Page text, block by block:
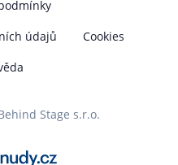
údajů
Cookies
Stage s.r.o.